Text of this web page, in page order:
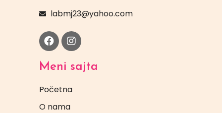
labmj23@yahoo.com
Meni sajta
Početna
O nama